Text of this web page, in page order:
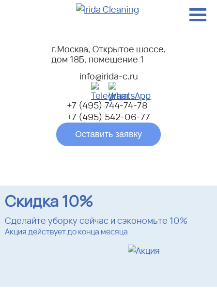
г.Москва, Открытое шоссе,
дом 18Б, помещение 1
info@irida-c.ru
+7 (495) 744-74-78
+7 (495) 542-06-77
Оставить заявку
Скидка 10%
Сделайте уборку сейчас и сэкономьте 10%
Акция действует до конца месяца